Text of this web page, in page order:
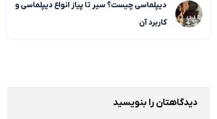
دیپلماسی چیست؟ سیر تا پیاز انواع دیپلماسی و
کاربرد آن
دیدگاهتان را بنویسید